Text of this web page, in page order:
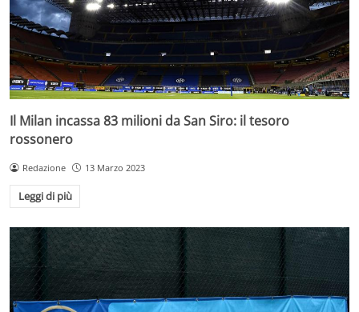
Il Milan incassa 83 milioni da San Siro: il tesoro
rossonero
Redazione 13 Marzo 2023
Leggi di più